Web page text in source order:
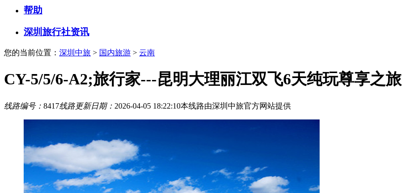
帮助
深圳旅行社资讯
您的当前位置： 深圳中旅 > 国内旅游 > 云南
CY-5/5/6-A2;旅行家---昆明大理丽江双飞6天纯玩尊享之旅
线路编号： 8417线路更新日期： 2026-04-05 18:22:10本线路由深圳中旅官方网站提供